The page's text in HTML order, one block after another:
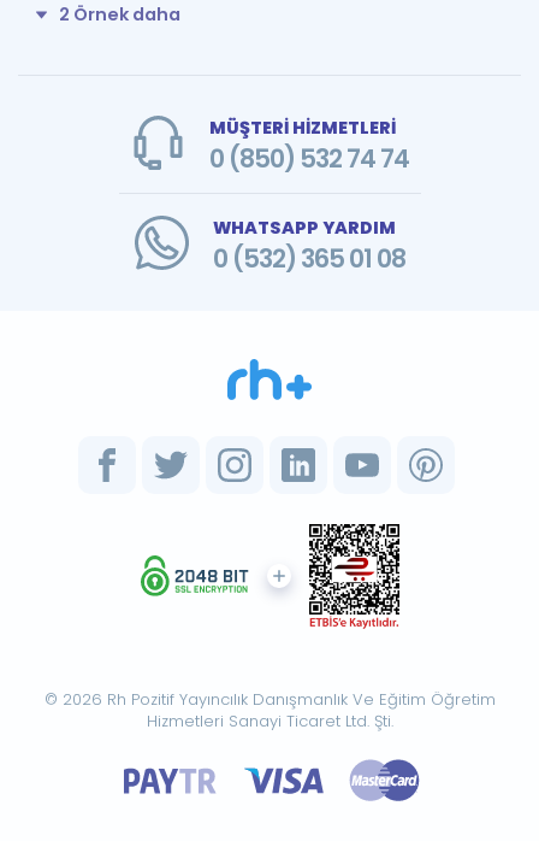
2 Örnek daha
MÜŞTERİ HİZMETLERİ
0 (850) 532 74 74
WHATSAPP YARDIM
0 (532) 365 01 08
© 2026 Rh Pozitif Yayıncılık Danışmanlık Ve Eğitim Öğretim
Hizmetleri Sanayi Ticaret Ltd. Şti.